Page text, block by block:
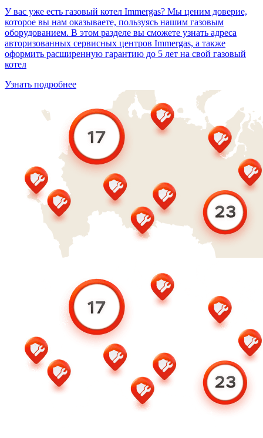
У вас уже есть газовый котел Immergas? Мы ценим доверие,
которое вы нам оказываете, пользуясь нашим газовым
оборудованием. В этом разделе вы сможете узнать адреса
авторизованных сервисных центров Immergas, а также
оформить расширенную гарантию до 5 лет на свой газовый
котел
Узнать подробнее